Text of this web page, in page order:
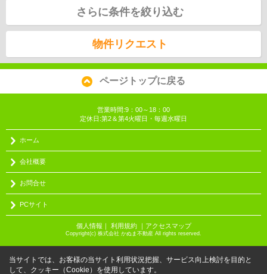
さらに条件を絞り込む
物件リクエスト
ページトップに戻る
営業時間:9：00～18：00
定休日:第2＆第4火曜日・毎週水曜日
ホーム
会社概要
お問合せ
PCサイト
個人情報 ｜ 利用規約｜ アクセスマップ
Copyright(c) 株式会社 かぬま不動産 All rights reserved.
当サイトでは、お客様の当サイト利用状況把握、サービス向上検討を目的と
して、クッキー（Cookie）を使用しています。